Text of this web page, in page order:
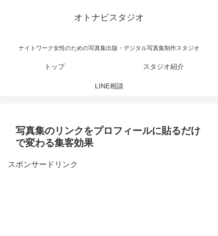
オトナビスタジオ
ナイトワーク女性のための写真集出版・デジタル写真集制作スタジオ
トップ スタジオ紹介
LINE相談
写真集のリンクをプロフィールに貼るだけ
で変わる集客効果
スポンサードリンク